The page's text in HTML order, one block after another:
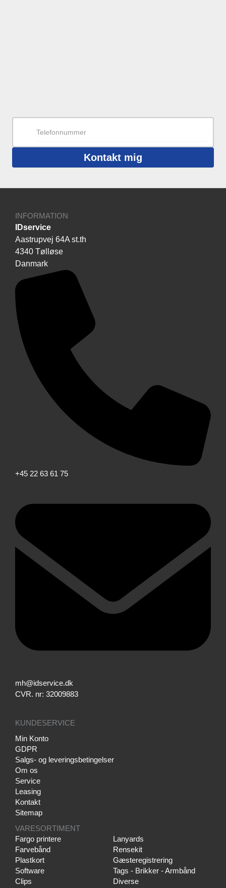
Kontakt mig
INFORMATION
IDservice
Aastrupvej 64A st.th
4340 Tølløse
Danmark
+45 22 63 61 75
mh@idservice.dk
CVR. nr: 32009883
KUNDESERVICE
Min Konto
GDPR
Salgs- og leveringsbetingelser
Om os
Service
Leasing
Kontakt
Sitemap
VARESORTIMENT
Fargo printere
Farvebånd
Plastkort
Software
Clips
Lanyards
Rensekit
Gæsteregistrering
Tags - Brikker - Armbånd
Diverse